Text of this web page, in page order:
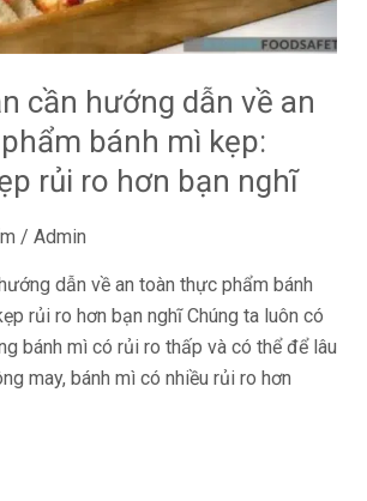
cần hướng dẫn về an
bánh mì kẹp:
rủi ro hơn bạn nghĩ
/ Admin
dẫn về an toàn thực phẩm bánh
rủi ro hơn bạn nghĩ Chúng ta luôn có
bánh mì có rủi ro thấp và có thể để lâu
may, bánh mì có nhiều rủi ro hơn